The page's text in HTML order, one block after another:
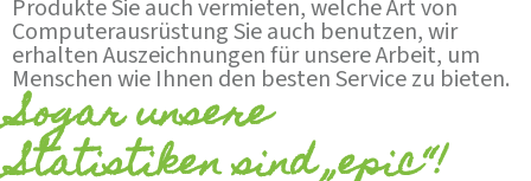
Produkte Sie auch vermieten, welche Art von
Computerausrüstung Sie auch benutzen, wir
erhalten Auszeichnungen für unsere Arbeit, um
Menschen wie Ihnen den besten Service zu bieten.
Sogar unsere
Statistiken sind „epic“!